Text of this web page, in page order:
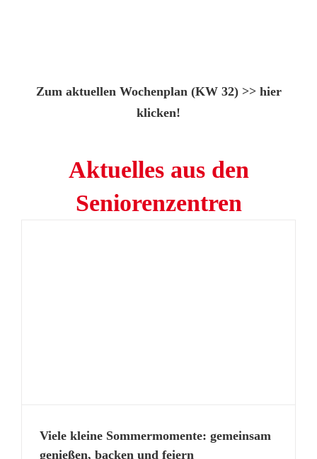
Zum aktuellen Wochenplan (KW 32) >> hier
klicken!
Aktuelles aus den
Seniorenzentren
Viele kleine Sommermomente: gemeinsam
genießen, backen und feiern